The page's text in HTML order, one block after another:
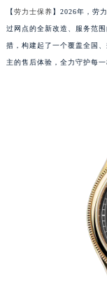
【劳力士保养】2026年，劳
过网点的全新改造、服务范
措，构建起了一个覆盖全国
主的售后体验，全力守护每